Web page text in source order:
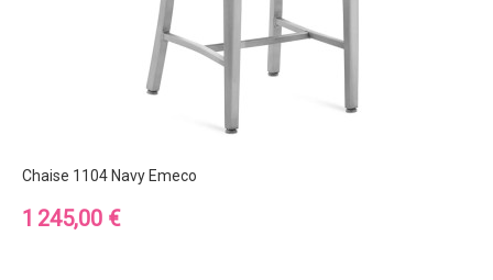
Chaise 1104 Navy Emeco
Prix
1 245,00 €